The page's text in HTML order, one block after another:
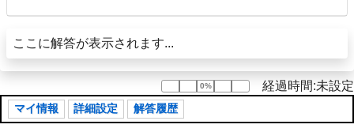
ここに解答が表示されます...
0%
0% 経過時間:未設定
マイ情報 詳細設定 解答履歴